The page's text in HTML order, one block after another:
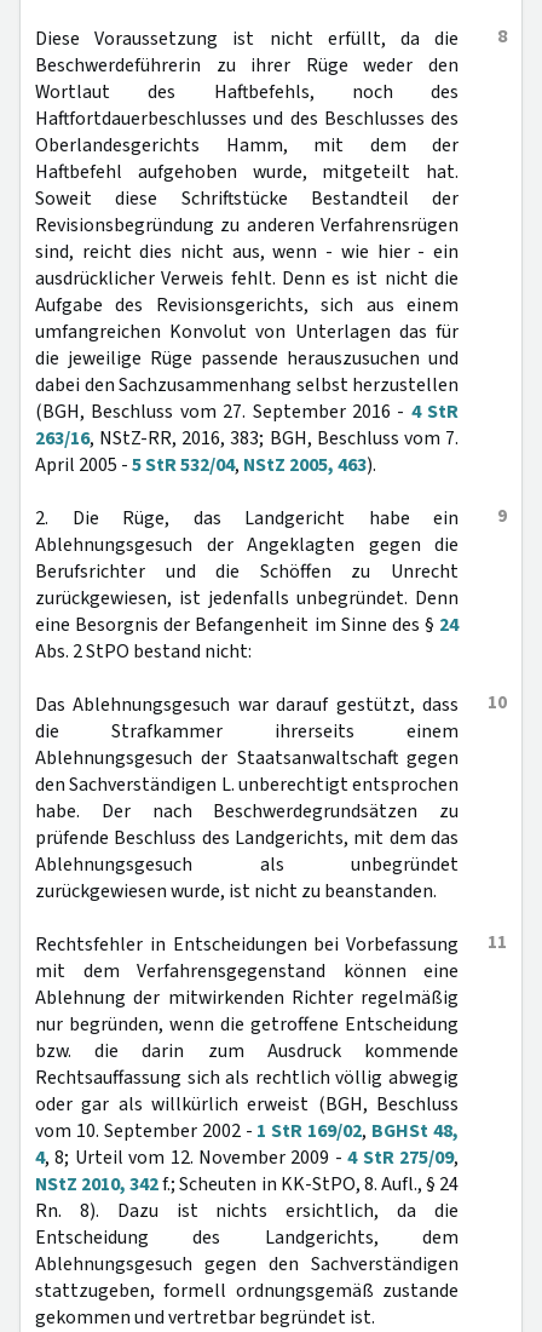
8
Diese Voraussetzung ist nicht erfüllt, da die
Beschwerdeführerin zu ihrer Rüge weder den
Wortlaut des Haftbefehls, noch des
Haftfortdauerbeschlusses und des Beschlusses des
Oberlandesgerichts Hamm, mit dem der
Haftbefehl aufgehoben wurde, mitgeteilt hat.
Soweit diese Schriftstücke Bestandteil der
Revisionsbegründung zu anderen Verfahrensrügen
sind, reicht dies nicht aus, wenn - wie hier - ein
ausdrücklicher Verweis fehlt. Denn es ist nicht die
Aufgabe des Revisionsgerichts, sich aus einem
umfangreichen Konvolut von Unterlagen das für
die jeweilige Rüge passende herauszusuchen und
dabei den Sachzusammenhang selbst herzustellen
(BGH, Beschluss vom 27. September 2016 - 4 StR
263/16, NStZ-RR, 2016, 383; BGH, Beschluss vom 7.
April 2005 -5 StR 532/04, NStZ 2005, 463).
9
2. Die Rüge, das Landgericht habe ein
Ablehnungsgesuch der Angeklagten gegen die
Berufsrichter und die Schöffen zu Unrecht
zurückgewiesen, ist jedenfalls unbegründet. Denn
eine Besorgnis der Befangenheit im Sinne des § 24
Abs. 2 StPO bestand nicht:
10
Das Ablehnungsgesuch war darauf gestützt, dass
die Strafkammer ihrerseits einem
Ablehnungsgesuch der Staatsanwaltschaft gegen
den Sachverständigen L. unberechtigt entsprochen
habe. Der nach Beschwerdegrundsätzen zu
prüfende Beschluss des Landgerichts, mit dem das
Ablehnungsgesuch als unbegründet
zurückgewiesen wurde, ist nicht zu beanstanden.
11
Rechtsfehler in Entscheidungen bei Vorbefassung
mit dem Verfahrensgegenstand können eine
Ablehnung der mitwirkenden Richter regelmäßig
nur begründen, wenn die getroffene Entscheidung
bzw. die darin zum Ausdruck kommende
Rechtsauffassung sich als rechtlich völlig abwegig
oder gar als willkürlich erweist (BGH, Beschluss
vom 10. September 2002 - 1 StR 169/02, BGHSt 48,
4, 8; Urteil vom 12. November 2009 -4 StR 275/09,
NStZ 2010, 342f.; Scheuten in KK-StPO, 8. Aufl., § 24
Rn. 8). Dazu ist nichts ersichtlich, da die
Entscheidung des Landgerichts, dem
Ablehnungsgesuch gegen den Sachverständigen
stattzugeben, formell ordnungsgemäß zustande
gekommen und vertretbar begründet ist.